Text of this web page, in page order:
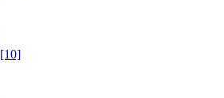
[10]